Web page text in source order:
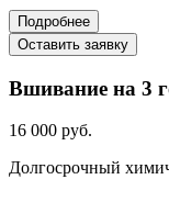
Подробнее
Оставить заявку
Вшивание на 3
16 000 руб.
Долгосрочный